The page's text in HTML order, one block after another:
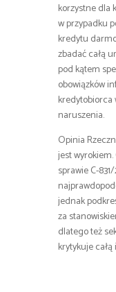
korzystne dla
w przypadku
kredytu
zbadać całą
pod kątem
obowiązków
kredytobiorca
naruszenia.
Opinia
jest
sprawie C-
jednak
za
dlatego też
krytykuje